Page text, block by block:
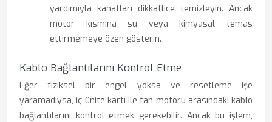
yardımıyla kanatları dikkatlice temizleyin. Ancak
motor kısmına su veya kimyasal temas
ettirmemeye özen gösterin.
Kablo Bağlantılarını Kontrol Etme
Eğer fiziksel bir engel yoksa ve resetleme işe
yaramadıysa, iç ünite kartı ile fan motoru arasındaki kablo
bağlantılarını kontrol etmek gerekebilir. Ancak bu işlem,